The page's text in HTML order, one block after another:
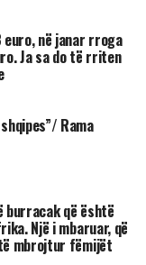
euro, në janar rroga
Ja sa do të rriten
Rama
burracak që është
Një i mbaruar, që
mbrojtur fëmijët